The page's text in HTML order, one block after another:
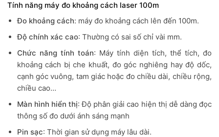
Tính năng máy đo khoảng cách laser 100m
Đo khoảng cách: máy đo khoảng cách lên đến 100m.
Độ chính xác cao: Thường có sai số chỉ vài mm.
Chức năng tính toán: Máy tính diện tích, thể tích, đo
khoảng cách bị che khuất, đo góc nghiêng hay độ dốc,
cạnh góc vuông, tam giác hoặc đo chiều dài, chiều rộng,
chiều cao…
Màn hình hiển thị: Độ phân giải cao hiện thị dễ dàng đọc
thông số đo dưới ánh sáng mạnh
Pin sạc: Thời gian sử dụng máy lâu dài.